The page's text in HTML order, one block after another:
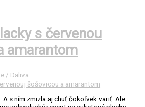
s červenou
amarantom
/ Daliva
s ním zmizla aj chuť čokoľvek variť. Ale